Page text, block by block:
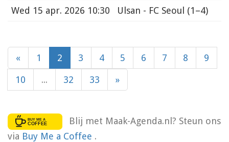
Wed 15 apr. 2026 10:30 Ulsan - FC Seoul (1–4)
« 1 2 3 4 5 6 7 8 9
10 ... 32 33 »
Blij met Maak-Agenda.nl? Steun ons
via Buy Me a Coffee .